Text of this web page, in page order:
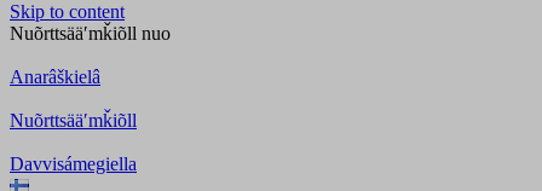
Skip to content
Nuõrttsääʹmǩiõll nuo
Anarâškielâ
Nuõrttsääʹmǩiõll
Davvisámegiella